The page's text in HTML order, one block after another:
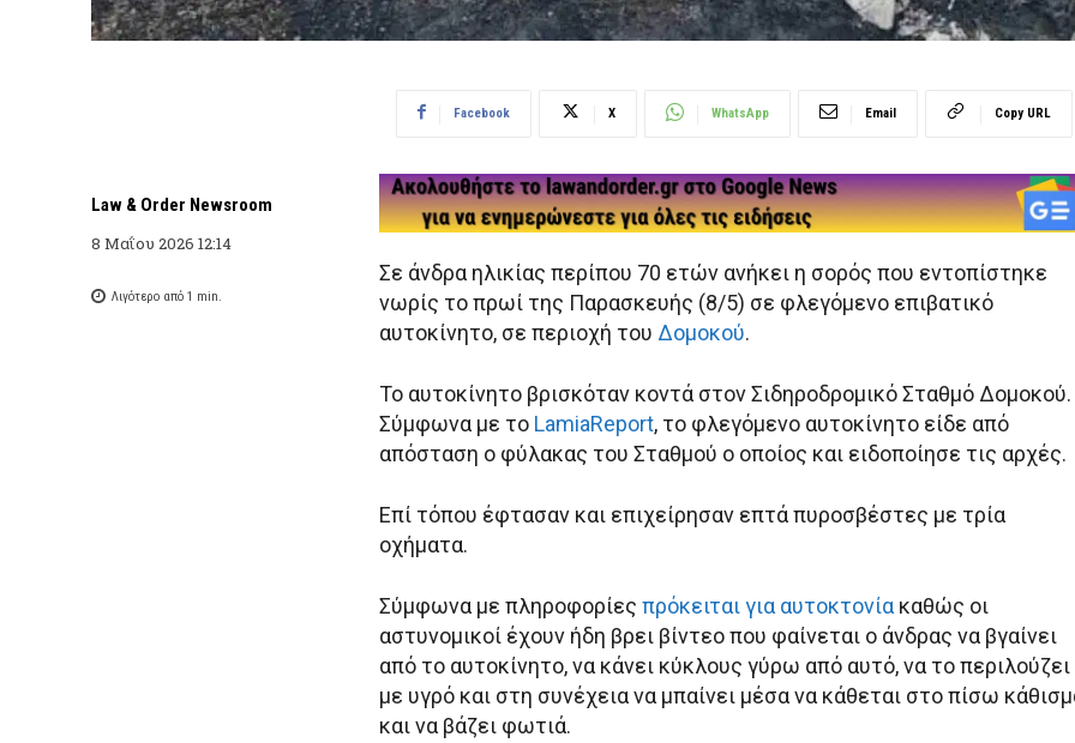
Law & Order Newsroom
8 Μαΐου 2026 12:14
Λιγότερο από 1 min.
Facebook X WhatsApp Email Copy URL
Σε άνδρα ηλικίας περίπου 70 ετών ανήκει η σορός που εντοπίστηκε
νωρίς το πρωί της Παρασκευής (8/5) σε φλεγόμενο επιβατικό
αυτοκίνητο, σε περιοχή του Δομοκού.
Το αυτοκίνητο βρισκόταν κοντά στον Σιδηροδρομικό Σταθμό Δομοκού.
Σύμφωνα με το LamiaReport, το φλεγόμενο αυτοκίνητο είδε από
απόσταση ο φύλακας του Σταθμού ο οποίος και ειδοποίησε τις αρχές.
Επί τόπου έφτασαν και επιχείρησαν επτά πυροσβέστες με τρία
οχήματα.
Σύμφωνα με πληροφορίες πρόκειται για αυτοκτονία καθώς οι
αστυνομικοί έχουν ήδη βρει βίντεο που φαίνεται ο άνδρας να βγαίνει
από το αυτοκίνητο, να κάνει κύκλους γύρω από αυτό, να το περιλούζει
με υγρό και στη συνέχεια να μπαίνει μέσα να κάθεται στο πίσω
και να βάζει φωτιά.